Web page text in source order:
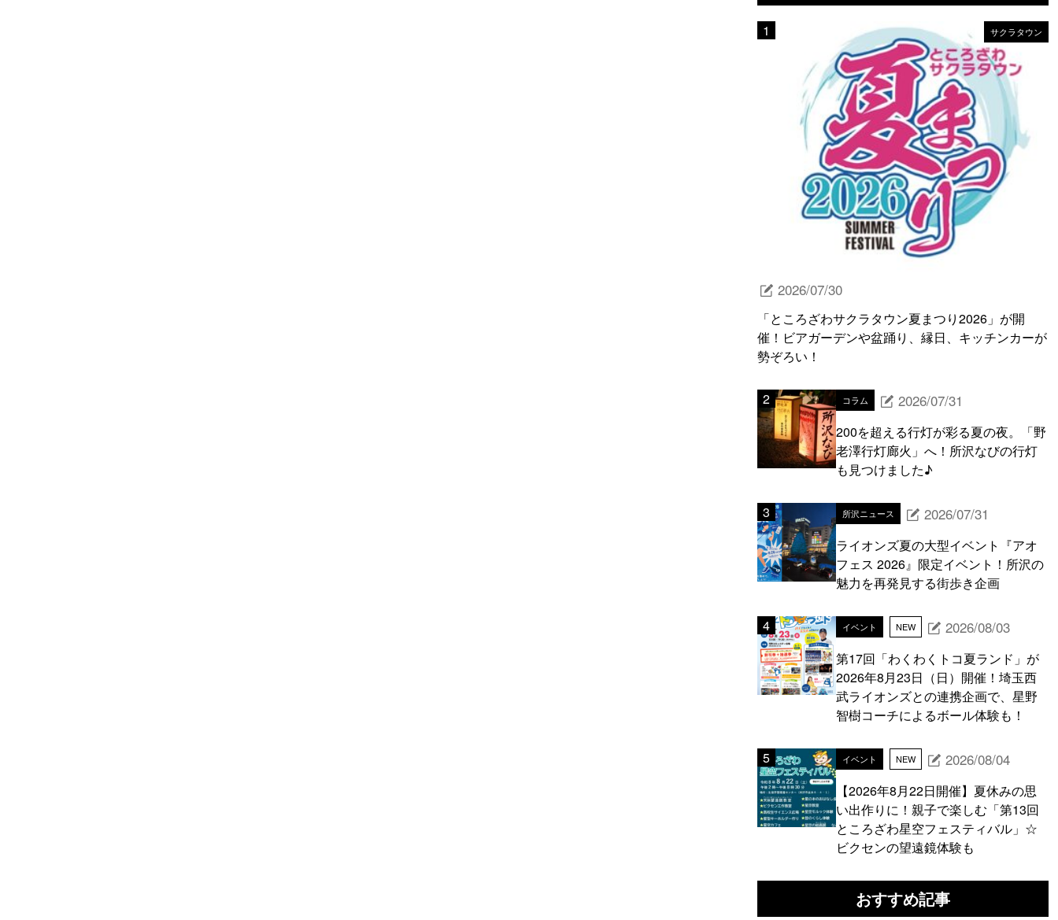
サクラタウン
2026/07/30
「ところざわサクラタウン夏まつり2026」が開
催！ビアガーデンや盆踊り、縁日、キッチンカーが
勢ぞろい！
コラム 2026/07/31
200を超える行灯が彩る夏の夜。「野
老澤行灯廊火」へ！所沢なびの行灯
も見つけました♪
所沢ニュース 2026/07/31
ライオンズ夏の大型イベント『アオ
フェス 2026』限定イベント！所沢の
魅力を再発見する街歩き企画
イベント NEW 2026/08/03
第17回「わくわくトコ夏ランド」が
2026年8月23日（日）開催！埼玉西
武ライオンズとの連携企画で、星野
智樹コーチによるボール体験も！
イベント NEW 2026/08/04
【2026年8月22日開催】夏休みの思
い出作りに！親子で楽しむ「第13回
ところざわ星空フェスティバル」☆
ビクセンの望遠鏡体験も
おすすめ記事